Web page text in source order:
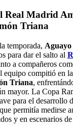
Real Madrid
Triana
temporada, Aguayo
para dar el salto al
a compañeros
equipo compitió en
Triana,
mayor. La Copa
para el desarrollo
permitía medirse
y en escenarios